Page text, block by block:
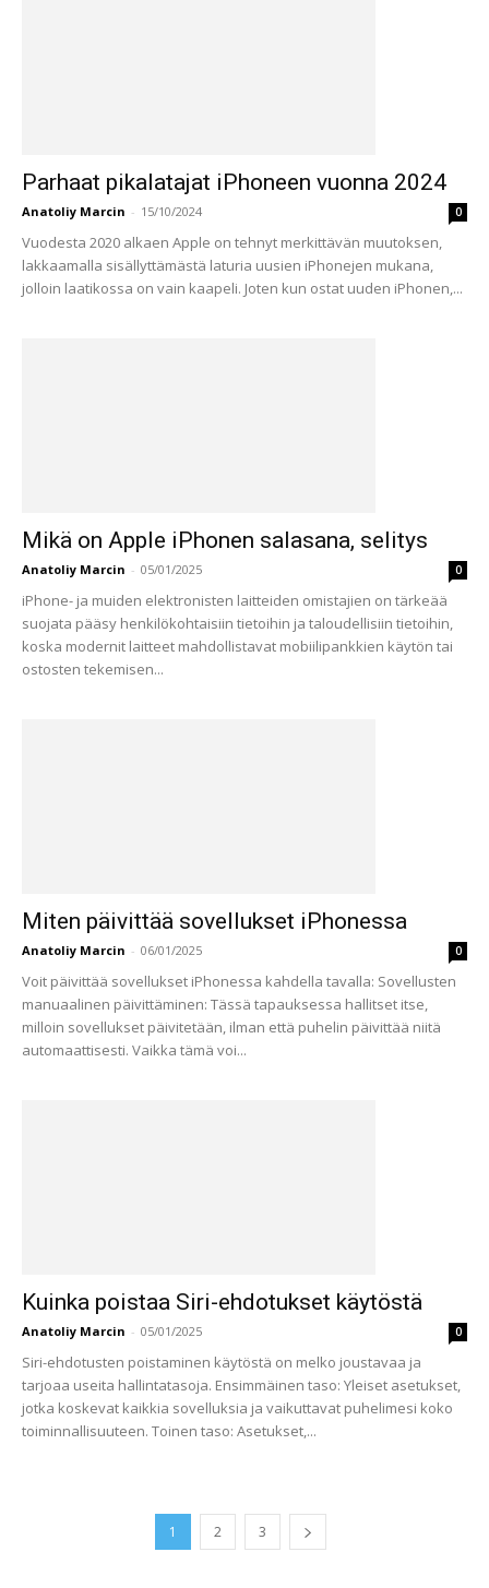
Parhaat pikalatajat iPhoneen vuonna 2024
Anatoliy Marcin - 15/10/2024 0
Vuodesta 2020 alkaen Apple on tehnyt merkittävän muutoksen,
lakkaamalla sisällyttämästä laturia uusien iPhonejen mukana,
jolloin laatikossa on vain kaapeli. Joten kun ostat uuden iPhonen,...
Mikä on Apple iPhonen salasana, selitys
Anatoliy Marcin - 05/01/2025 0
iPhone- ja muiden elektronisten laitteiden omistajien on tärkeää
suojata pääsy henkilökohtaisiin tietoihin ja taloudellisiin tietoihin,
koska modernit laitteet mahdollistavat mobiilipankkien käytön tai
ostosten tekemisen...
Miten päivittää sovellukset iPhonessa
Anatoliy Marcin - 06/01/2025 0
Voit päivittää sovellukset iPhonessa kahdella tavalla: Sovellusten
manuaalinen päivittäminen: Tässä tapauksessa hallitset itse,
milloin sovellukset päivitetään, ilman että puhelin päivittää niitä
automaattisesti. Vaikka tämä voi...
Kuinka poistaa Siri-ehdotukset käytöstä
Anatoliy Marcin - 05/01/2025 0
Siri-ehdotusten poistaminen käytöstä on melko joustavaa ja
tarjoaa useita hallintatasoja. Ensimmäinen taso: Yleiset asetukset,
jotka koskevat kaikkia sovelluksia ja vaikuttavat puhelimesi koko
toiminnallisuuteen. Toinen taso: Asetukset,...
1 2 3